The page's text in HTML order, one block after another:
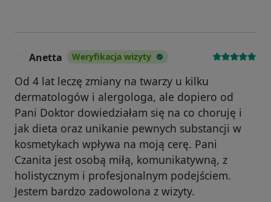
Anetta Weryfikacja wizyty
Od 4 lat leczę zmiany na twarzy u kilku
dermatologów i alergologa, ale dopiero od
Pani Doktor dowiedziałam się na co choruję i
jak dieta oraz unikanie pewnych substancji w
kosmetykach wpływa na moją cerę. Pani
Czanita jest osobą miłą, komunikatywną, z
holistycznym i profesjonalnym podejściem.
Jestem bardzo zadowolona z wizyty.